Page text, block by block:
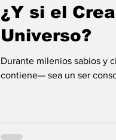
¿Y si el
Universo?
Durante milenios sabios y
contiene— sea un ser